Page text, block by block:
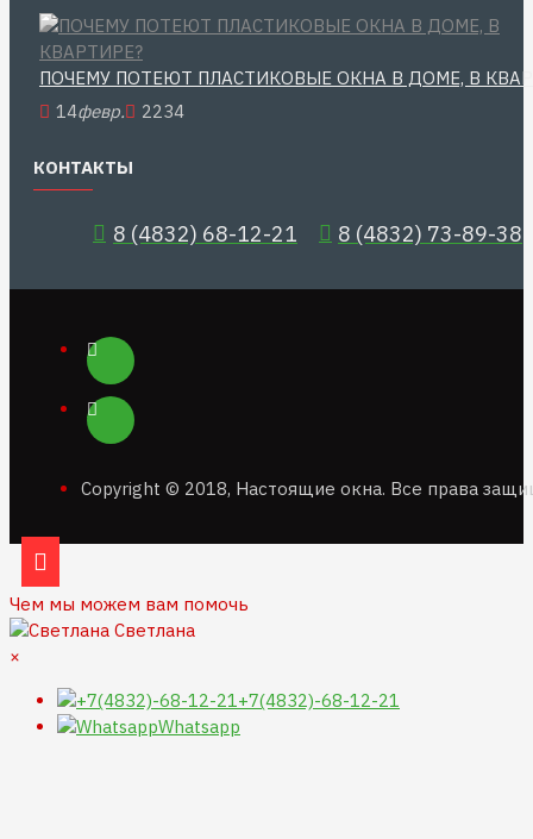
ПОЧЕМУ ПОТЕЮТ ПЛАСТИКОВЫЕ ОКНА В ДОМЕ, В
14февр. 2234
КОНТАКТЫ
8 (4832) 68-12-21 8 (4832) 73-89-38
Copyright © 2018, Настоящие окна. Все права
Чем мы можем вам помочь
Светлана
×
+7(4832)-68-12-21
Whatsapp